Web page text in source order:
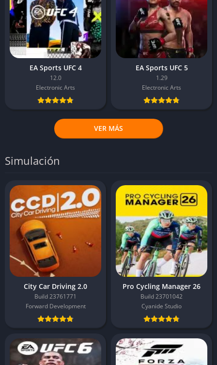
EA Sports UFC 4
12.0
Electronic Arts
EA Sports UFC 5
1.29
Electronic Arts
VER MÁS
Simulación
City Car Driving 2.0
Build 23761771
Forward Development
Pro Cycling Manager 26
Build 23701042
Cyanide Studio